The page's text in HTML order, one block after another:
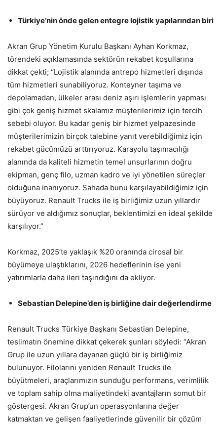
Türkiye’nin önde gelen entegre lojistik yapılarından biri
Akran Grup Yönetim Kurulu Başkanı Ayhan Korkmaz,
törendeki açıklamasında sektörün rekabet koşullarına
dikkat çekti; “Lojistik alanında antrepo hizmetleri dışında
tüm hizmetleri sunabiliyoruz. Konteyner taşıma ve
depolamadan, ülkeler arası deniz aşırı işlemlerin yapması
gibi çok geniş hizmet skalamız müşterilerimiz için tercih
sebebi oluyor. Bu kadar geniş bir hizmet yelpazesinde
müşterilerimizin birçok talebine yanıt verebildiğimiz için
rekabet gücümüzü arttırıyoruz. Karayolu taşımacılığı
alanında da kaliteli hizmetin temel unsurlarının doğru
ekipman, genç filo, uzman kadro ve iyi yönetilen süreçler
olduğuna inanıyoruz. Sahada bunu karşılayabildiğimiz için
büyüyoruz. Renault Trucks ile iş birliğimiz uzun yıllardır
sürüyor ve aldığımız sonuçlar, beklentimizi en ideal şekilde
karşılıyor.”
Korkmaz, 2025’te yaklaşık %20 oranında cirosal bir
büyümeye ulaştıklarını, 2026 hedeflerinin ise yeni
yatırımlarla daha ileri taşındığını da ekliyor.
Sebastian Delepine’den iş birliğine dair değerlendirme
Renault Trucks Türkiye Başkanı Sebastian Delepine,
teslimatın önemine dikkat çekerek şunları söyledi: “Akran
Grup ile uzun yıllara dayanan güçlü bir iş birliğimiz
bulunuyor. Filolarını yeniden Renault Trucks ile
büyütmeleri, araçlarımızın sunduğu performans, verimlilik
ve toplam sahip olma maliyetindeki avantajların somut bir
göstergesi. Akran Grup’un operasyonlarına değer
katmaktan ve gelişen faaliyetlerinde güvenilir bir çözüm